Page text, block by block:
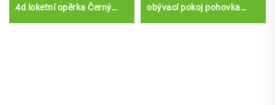
4d loketní opěrka Černý
nylonový rám Síťovina
obývací pokoj pohovka
luxusní nábytek